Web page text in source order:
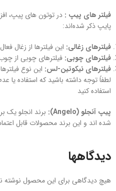
فیلتر های پیپ : در توتون های پیپ،
پایپ ذکر شده‌اند:
فیلترهای زغالی: این فیلترها از زغال
فیلترهای چوبی: فیلترهای چوبی از
فیلترهای نیکوتین-لس: این نوع
لطفاً توجه داشته باشید که استفاده
استفاده کنید
پیپ آنجلو (Angelo
):
شده اند و این برند محصولات قابل
دیدگاهها
هیچ دیدگاهی برای این محصول